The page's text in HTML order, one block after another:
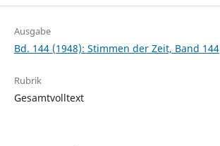
Ausgabe
Bd. 144 (1948): Stimmen der Zeit, Band 144
Rubrik
Gesamtvolltext